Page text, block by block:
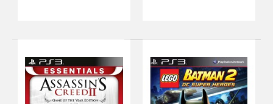
Thief (PS3, русская версия)..
530 грн.